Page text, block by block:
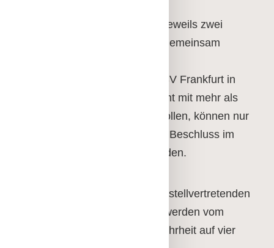
Der BSV Frankfurt wird von jeweils zwei
Mitgliedern des Vorstandes gemeinsam
Rechtsgeschäfte, die den BSV Frankfurt in
vermögensrechtlicher Hinsicht mit mehr als
2.000,00 Euro verpflichten sollen, können nur
nach einem entsprechenden Beschluss im
Vorstand vorgenommen werden.
Der Vorsitzende und die vier stellvertretenden
Vorsitzenden nach Abs. 1 b werden vom
Verbandstag mit Stimmenmehrheit auf vier